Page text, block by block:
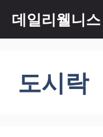
츠
데일리웰니스
도시락